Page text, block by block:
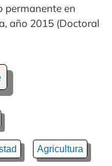
permanente en
año 2015 (Doctoral
Agricultura